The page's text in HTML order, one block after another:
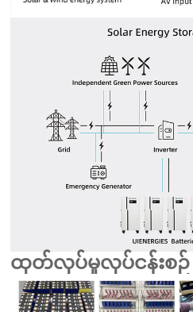
ထုတ်လုပ်မှုလုပ်ငန်းစဉ်